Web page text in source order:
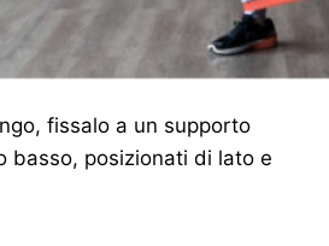
fissalo a un supporto
basso, posizionati di lato e